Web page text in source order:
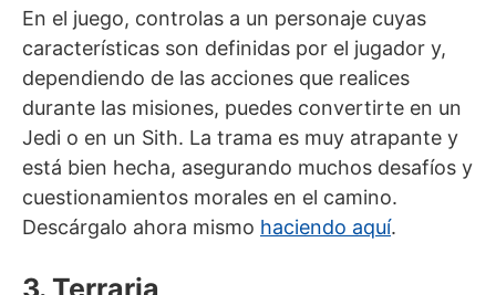
En el juego, controlas a un personaje cuyas
características son definidas por el jugador y,
dependiendo de las acciones que realices
durante las misiones, puedes convertirte en un
Jedi o en un Sith. La trama es muy atrapante y
está bien hecha, asegurando muchos desafíos y
cuestionamientos morales en el camino.
Descárgalo ahora mismo haciendo aquí.